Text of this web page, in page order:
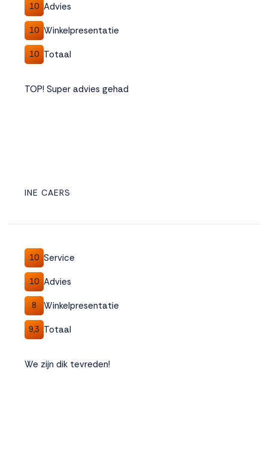
10 Advies
10 Winkelpresentatie
10 Totaal
TOP! Super advies gehad
INE CAERS
10 Service
10 Advies
8 Winkelpresentatie
9,3 Totaal
We zijn dik tevreden!